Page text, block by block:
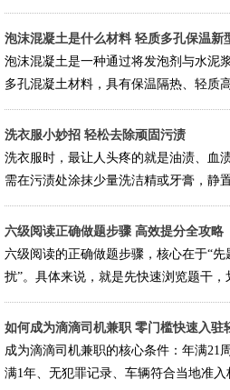
泡沫混凝土是什么材料 轻质多孔保温新
泡沫混凝土是一种通过将发泡剂与水泥
多孔混凝土材料，具有保温隔热、轻质
洗衣服小妙招 轻松去除顽固污渍
洗衣服时，最让人头疼的就是油渍、血
需在污渍处涂抹少量洗洁精或牙膏，静
六级阅读正确做题步骤 高效提分全攻略
六级阅读的正确做题步骤，核心在于“
扰”。具体来说，就是先快速浏览题干，
如何成为滴滴司机兼职 零门槛快速入驻
成为滴滴司机兼职的核心条件：年满21
满1年、无犯罪记录、车辆符合当地准入